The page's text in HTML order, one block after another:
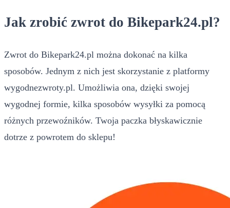
Jak zrobić zwrot do Bikepark24.pl?
Zwrot do Bikepark24.pl można dokonać na kilka
sposobów. Jednym z nich jest skorzystanie z platformy
wygodnezwroty.pl. Umożliwia ona, dzięki swojej
wygodnej formie, kilka sposobów wysyłki za pomocą
różnych przewoźników. Twoja paczka błyskawicznie
dotrze z powrotem do sklepu!